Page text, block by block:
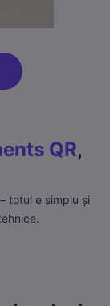
QR,
totul e simplu și